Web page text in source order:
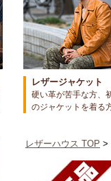
レザージャケット
硬い革が苦手な方、
のジャケットを着る
レザーハウス TOP >